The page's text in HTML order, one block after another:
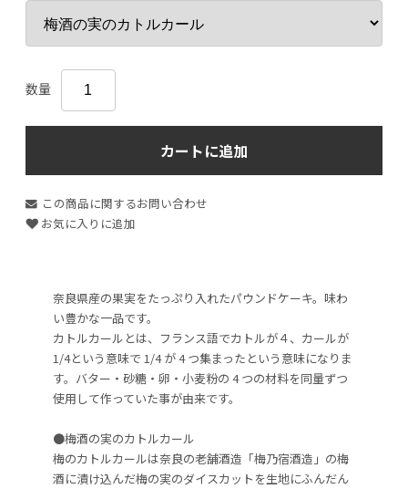
数量
カートに追加
この商品に関するお問い合わせ
お気に入りに追加
奈良県産の果実をたっぷり入れたパウンドケーキ。味わ
い豊かな一品です。
カトルカールとは、フランス語でカトルが４、カールが
1/4という意味で 1/4 が 4 つ集まったという意味になりま
す。バター・砂糖・卵・小麦粉の 4 つの材料を同量ずつ
使用して作っていた事が由来です。
●梅酒の実のカトルカール
梅のカトルカールは奈良の老舗酒造「梅乃宿酒造」の梅
酒に漬け込んだ梅の実のダイスカットを生地にふんだん